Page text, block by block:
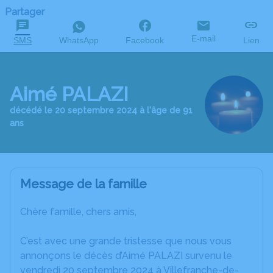
Partager
SMS WhatsApp Facebook E-mail Lien
Aimé PALAZI
décédé le 20 septembre 2024 à l'âge de 91
ans
Message de la famille
Chère famille, chers amis,
C’est avec une grande tristesse que nous vous
annonçons le décès d’Aimé PALAZI survenu le
vendredi 20 septembre 2024 à Villefranche-de-